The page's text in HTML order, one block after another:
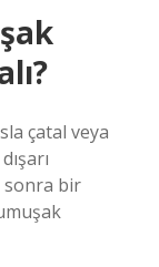
çatal veya
sonra bir